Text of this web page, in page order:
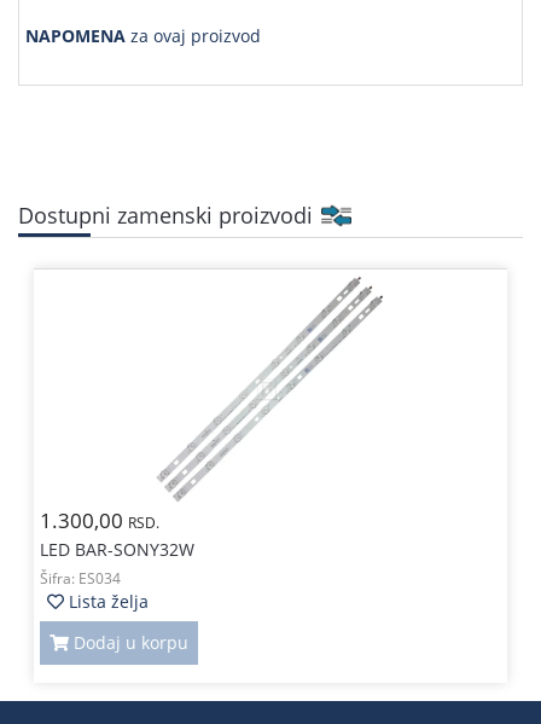
NAPOMENA za ovaj proizvod
Dostupni zamenski proizvodi
1.300,00 RSD.
LED BAR-SONY32W
Šifra: ES034
Lista želja
Dodaj u korpu